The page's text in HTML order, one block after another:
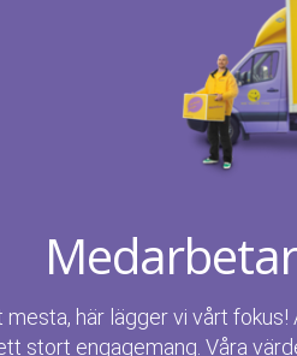
här lägger vi vårt
stort engagemang. Våra